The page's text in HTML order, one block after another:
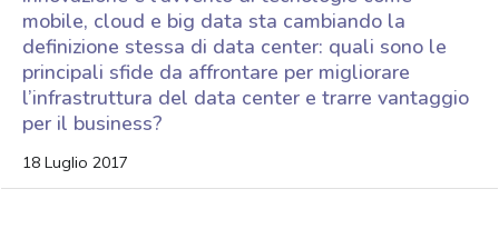
mobile, cloud e big data sta cambiando la
definizione stessa di data center: quali sono le
principali sfide da affrontare per migliorare
l’infrastruttura del data center e trarre vantaggio
per il business?
18 Luglio 2017